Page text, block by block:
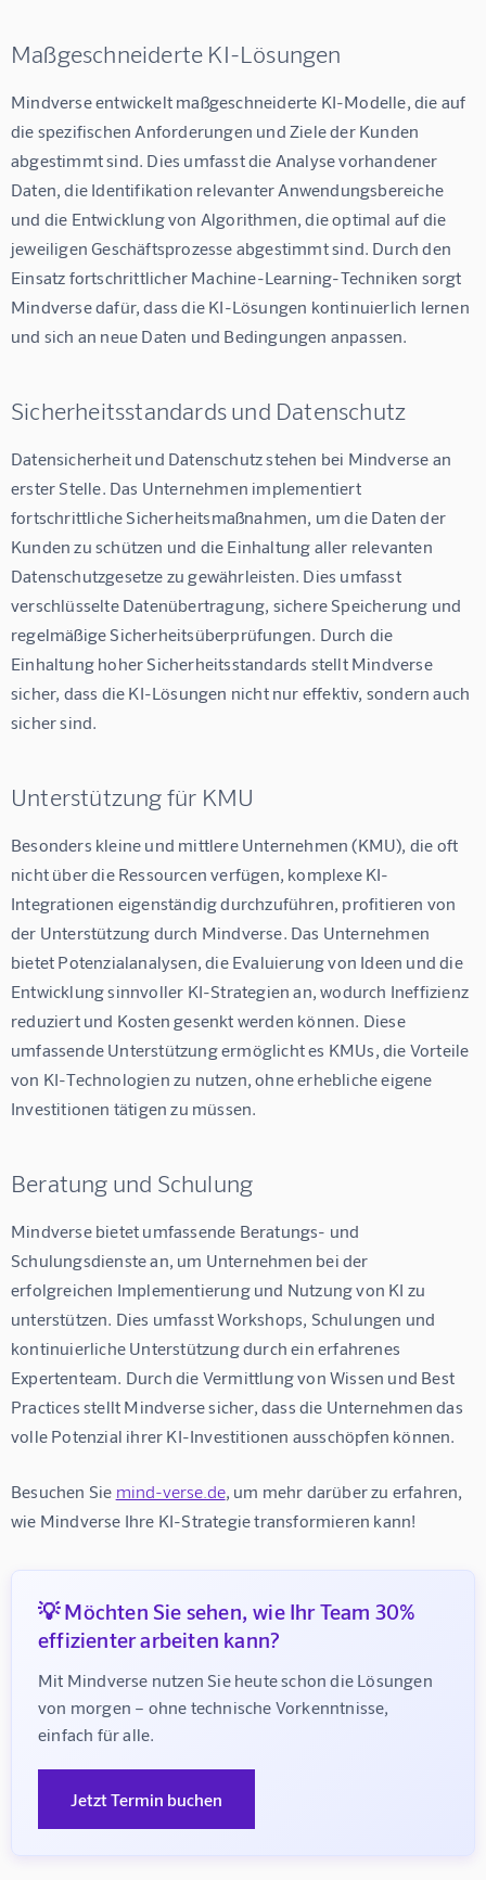
Maßgeschneiderte KI-Lösungen
Mindverse entwickelt maßgeschneiderte KI-Modelle, die auf
die spezifischen Anforderungen und Ziele der Kunden
abgestimmt sind. Dies umfasst die Analyse vorhandener
Daten, die Identifikation relevanter Anwendungsbereiche
und die Entwicklung von Algorithmen, die optimal auf die
jeweiligen Geschäftsprozesse abgestimmt sind. Durch den
Einsatz fortschrittlicher Machine-Learning-Techniken sorgt
Mindverse dafür, dass die KI-Lösungen kontinuierlich lernen
und sich an neue Daten und Bedingungen anpassen.
Sicherheitsstandards und Datenschutz
Datensicherheit und Datenschutz stehen bei Mindverse an
erster Stelle. Das Unternehmen implementiert
fortschrittliche Sicherheitsmaßnahmen, um die Daten der
Kunden zu schützen und die Einhaltung aller relevanten
Datenschutzgesetze zu gewährleisten. Dies umfasst
verschlüsselte Datenübertragung, sichere Speicherung und
regelmäßige Sicherheitsüberprüfungen. Durch die
Einhaltung hoher Sicherheitsstandards stellt Mindverse
sicher, dass die KI-Lösungen nicht nur effektiv, sondern auch
sicher sind.
Unterstützung für KMU
Besonders kleine und mittlere Unternehmen (KMU), die oft
nicht über die Ressourcen verfügen, komplexe KI-
Integrationen eigenständig durchzuführen, profitieren von
der Unterstützung durch Mindverse. Das Unternehmen
bietet Potenzialanalysen, die Evaluierung von Ideen und die
Entwicklung sinnvoller KI-Strategien an, wodurch Ineffizienz
reduziert und Kosten gesenkt werden können. Diese
umfassende Unterstützung ermöglicht es KMUs, die Vorteile
von KI-Technologien zu nutzen, ohne erhebliche eigene
Investitionen tätigen zu müssen.
Beratung und Schulung
Mindverse bietet umfassende Beratungs- und
Schulungsdienste an, um Unternehmen bei der
erfolgreichen Implementierung und Nutzung von KI zu
unterstützen. Dies umfasst Workshops, Schulungen und
kontinuierliche Unterstützung durch ein erfahrenes
Expertenteam. Durch die Vermittlung von Wissen und Best
Practices stellt Mindverse sicher, dass die Unternehmen das
volle Potenzial ihrer KI-Investitionen ausschöpfen können.
Besuchen Sie mind-verse.de, um mehr darüber zu erfahren,
wie Mindverse Ihre KI-Strategie transformieren kann!
💡 Möchten Sie sehen, wie Ihr Team 30%
effizienter arbeiten kann?
Mit Mindverse nutzen Sie heute schon die Lösungen
von morgen – ohne technische Vorkenntnisse,
einfach für alle.
Jetzt Termin buchen